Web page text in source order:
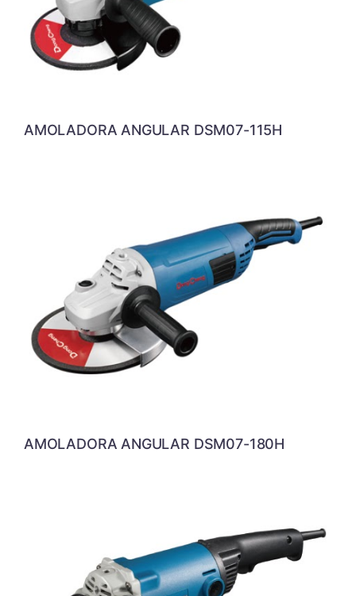
AMOLADORA ANGULAR DSM07-115H
AMOLADORA ANGULAR DSM07-180H